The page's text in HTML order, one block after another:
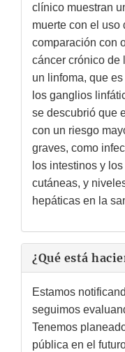
clínico muestran
muerte con el uso
comparación con
cáncer crónico de
un linfoma, que
los ganglios
se descubrió que
con un riesgo
graves, como
los intestinos y
cutáneas, y
hepáticas en la
¿Qué está
Estamos
seguimos
Tenemos
pública en el